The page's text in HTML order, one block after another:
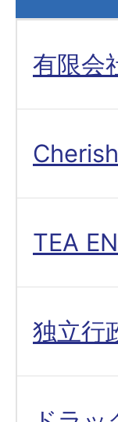
有限会
TEA
独立行